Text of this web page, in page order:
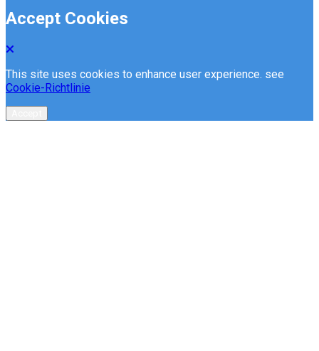
Accept Cookies
This site uses cookies to enhance user experience. see
Cookie-Richtlinie